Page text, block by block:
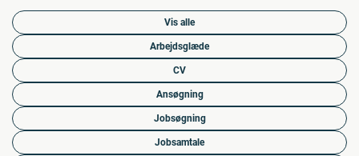
Vis alle
Arbejdsglæde
CV
Ansøgning
Jobsøgning
Jobsamtale